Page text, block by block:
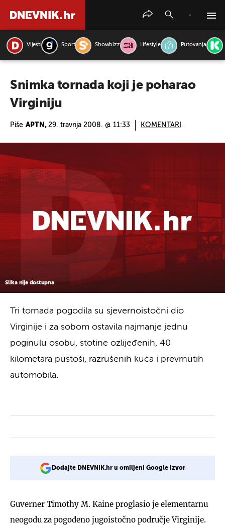
Vijesti Sport Showbizz Lifestyle Putovanja
Snimka tornada koji je poharao
Virginiju
Piše APTN, 29. travnja 2008. @ 11:33 KOMENTARI
Slika nije dostupna
Tri tornada pogodila su sjevernoistočni dio
Virginije i za sobom ostavila najmanje jednu
poginulu osobu, stotine ozlijeđenih, 40
kilometara pustoši, razrušenih kuća i prevrnutih
automobila.
Dodajte DNEVNIK.hr u omiljeni Google izvor
Guverner Timothy M. Kaine proglasio je elementarnu
neogodu za pogođeno jugoistočno područje Virginije.
PRETRAŽITE VIJESTI